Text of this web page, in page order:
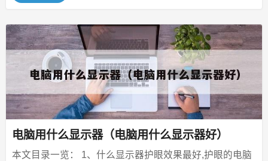
电脑用什么显示器（电脑用什么显示器好）
本文目录一览： 1、什么显示器护眼效果最好,护眼的电脑